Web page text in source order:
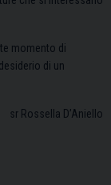
momento di
di un
sr Rossella D’Aniello